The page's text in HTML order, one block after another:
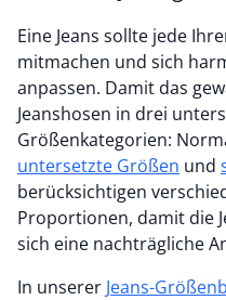
Eine Jeans sollte jede
mitmachen und sich
anpassen. Damit das
Jeanshosen in drei
Größenkategorien:
untersetzte Größen und
berücksichtigen
Proportionen, damit die
sich eine nachträgliche
In unserer Jeans-